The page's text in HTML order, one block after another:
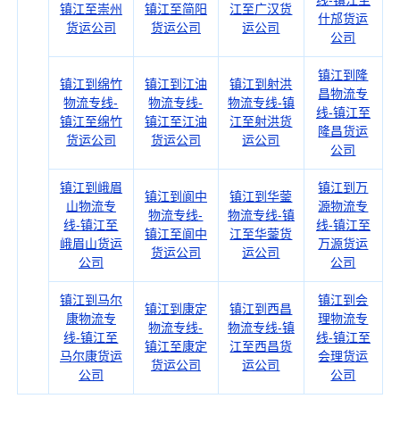
镇江至崇州
货运公司
镇江至简阳
货运公司
江至广汉货
运公司
什邡货运
公司
镇江到绵竹
物流专线-
镇江至绵竹
货运公司
镇江到江油
物流专线-
镇江至江油
货运公司
镇江到射洪
物流专线-镇
江至射洪货
运公司
镇江到隆
昌物流专
线-镇江至
隆昌货运
公司
镇江到峨眉
山物流专
线-镇江至
峨眉山货运
公司
镇江到阆中
物流专线-
镇江至阆中
货运公司
镇江到华蓥
物流专线-镇
江至华蓥货
运公司
镇江到万
源物流专
线-镇江至
万源货运
公司
镇江到马尔
康物流专
线-镇江至
马尔康货运
公司
镇江到康定
物流专线-
镇江至康定
货运公司
镇江到西昌
物流专线-镇
江至西昌货
运公司
镇江到会
理物流专
线-镇江至
会理货运
公司